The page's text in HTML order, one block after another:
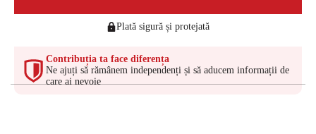
Plată sigură și protejată
Contribuția ta face diferența
Ne ajuți să rămânem independenți și să aducem informații de
care ai nevoie